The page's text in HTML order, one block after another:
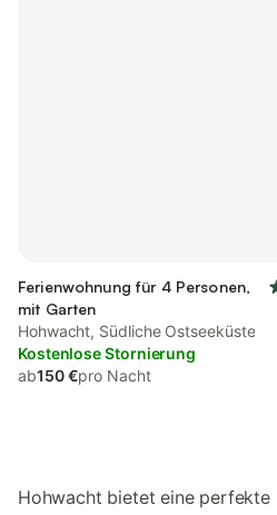
Ferienwohnung für 4 Personen,
mit Garten
Hohwacht, Südliche Ostseeküste
Kostenlose Stornierung
ab150 €pro Nacht
Hohwacht bietet eine perfekte